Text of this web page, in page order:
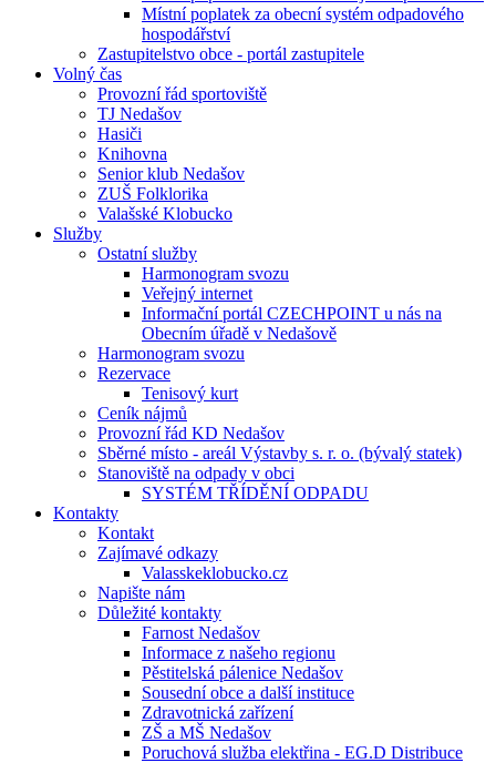
Místní poplatek za obecní systém odpadového
hospodářství
Zastupitelstvo obce - portál zastupitele
Volný čas
Provozní řád sportoviště
TJ Nedašov
Hasiči
Knihovna
Senior klub Nedašov
ZUŠ Folklorika
Valašské Klobucko
Služby
Ostatní služby
Harmonogram svozu
Veřejný internet
Informační portál CZECHPOINT u nás na
Obecním úřadě v Nedašově
Harmonogram svozu
Rezervace
Tenisový kurt
Ceník nájmů
Provozní řád KD Nedašov
Sběrné místo - areál Výstavby s. r. o. (bývalý statek)
Stanoviště na odpady v obci
SYSTÉM TŘÍDĚNÍ ODPADU
Kontakty
Kontakt
Zajímavé odkazy
Valasskeklobucko.cz
Napište nám
Důležité kontakty
Farnost Nedašov
Informace z našeho regionu
Pěstitelská pálenice Nedašov
Sousední obce a další instituce
Zdravotnická zařízení
ZŠ a MŠ Nedašov
Poruchová služba elektřina - EG.D Distribuce